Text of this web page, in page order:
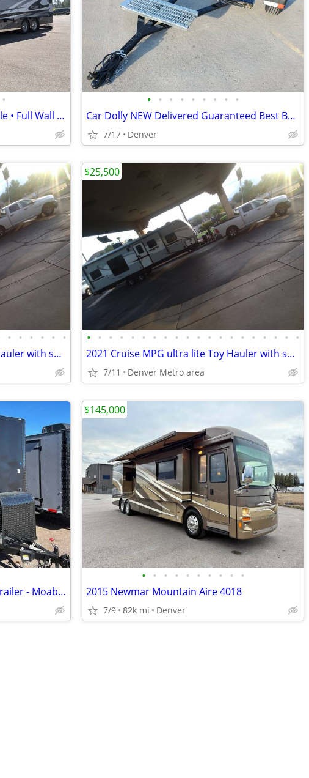
•
2013 Winnebago Tour 43 Tag Axle • Full Wall Slide • 450HP Cummins • A
• • • • • • • • •
Car Dolly NEW Delivered Guaranteed Best Built for the Money in U.S.!
7/17 Denver
• • • • • •
2021 Cruise MPG ultra lite Toy Hauler with solar, 32' in great shape!
• • • • • • • • • • • • • • • • • • • •
2021 Cruise MPG ultra lite Toy Hauler with solar, 32' in great shape!
7/11 Denver Metro area
$25,500
2022 7 x 16 Colorado Off Road Trailer - Moab Package
• • • • • • • • • •
2015 Newmar Mountain Aire 4018
7/9 82k mi Denver
$145,000